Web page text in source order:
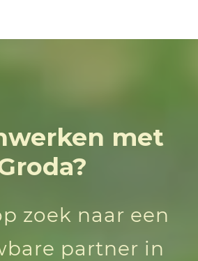
met
zoek naar een
partner in